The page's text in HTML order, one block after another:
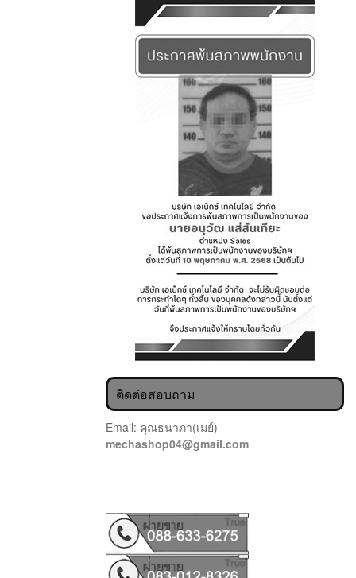
ติดต่อสอบถาม
Email: คุณธนาภา(เมย์)
mechashop04@gmail.com